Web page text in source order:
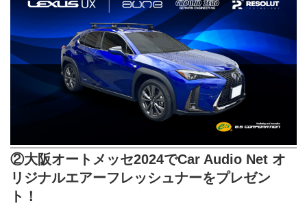
②大阪オートメッセ2024でCar Audio Net オ
リジナルエアーフレッシュナーをプレゼン
ト！